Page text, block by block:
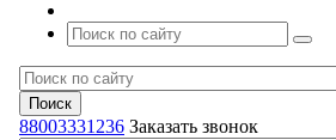
88003331236 Заказать звонок